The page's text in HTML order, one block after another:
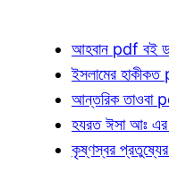
আহবান pdf বই
ইসলামের
আন্তরিক তাওবা
হযরত ঈসা আঃ
কৃষ্ণস্বর